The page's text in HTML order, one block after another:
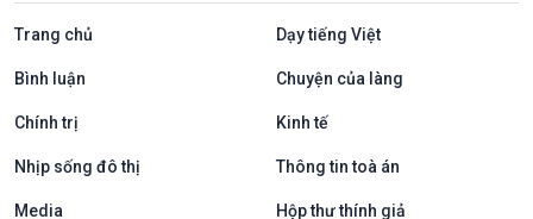
Trang chủ Dạy tiếng Việt
Bình luận Chuyện của làng
Chính trị Kinh tế
Nhịp sống đô thị Thông tin toà án
Media Hộp thư thính giả